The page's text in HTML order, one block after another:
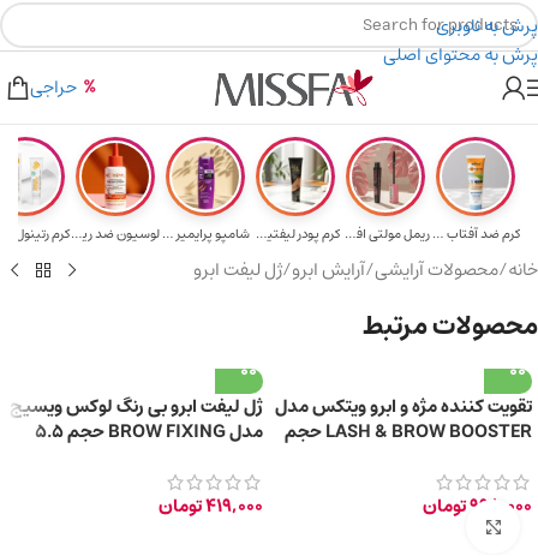
پرش به ناوبری
پرش به محتوای اصلی
۲٪ تخفیف روی سبد خرید برای روش کارت به کارت
هدیه برای خرید های بالای ۵ میلیون تومن
حراجی
کرم ضد آفتاب حا... ریمل مولتی افکت... کرم پودر لیفتین... شامپو پرایمیر پ... لوسیون ضد ریزش ...
خانه/محصولات آرایشی/آرایش ابرو/ژل لیفت ابرو
محصولات مرتبط
تقویت‌ کننده مژه و ابرو ویتکس مدل
LASH & BROW BOOSTER حجم
998,000تومان
ژل لیفت ابرو بی‌ رنگ لوکس ویسیج
مدل BROW FIXING حجم 5.5
419,000تومان
برای بزرگ‌نمایی کلیک کنید